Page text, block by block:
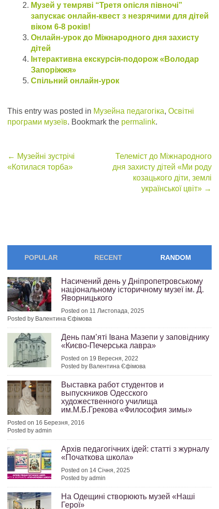
Музей у темряві “Третя опісля півночі”
запускає онлайн-квест з незрячими для дітей
віком 6-8 років!
Онлайн-урок до Міжнародного дня захисту
дітей
Інтерактивна екскурсія-подорож «Володар
Запоріжжя»
Спільний онлайн-урок
This entry was posted in Музейна педагогіка, Освітні
програми музеїв. Bookmark the permalink.
Post
← Музейні зустрічі
«Котилася торба»
Телеміст до Міжнародного
дня захисту дітей «Ми роду
козацького діти, землі
української цвіт» →
POPULAR RECENT RANDOM
Насичений день у Дніпропетровському
національному історичному музеї ім. Д.
Яворницького
Posted on 11 Листопада, 2025
Posted by Валентина Єфімова
День пам’яті Івана Мазепи у заповіднику
«Києво-Печерська лавра»
Posted on 19 Вересня, 2022
Posted by Валентина Єфімова
Выставка работ студентов и
выпускников Одесского
художественного училища
им.М.Б.Грекова «Философия зимы»
Posted on 16 Березня, 2016
Posted by admin
Архів педагогічних ідей: статті з журналу
«Початкова школа»
Posted on 14 Січня, 2025
Posted by admin
На Одещині створюють музей «Наші
Герої»